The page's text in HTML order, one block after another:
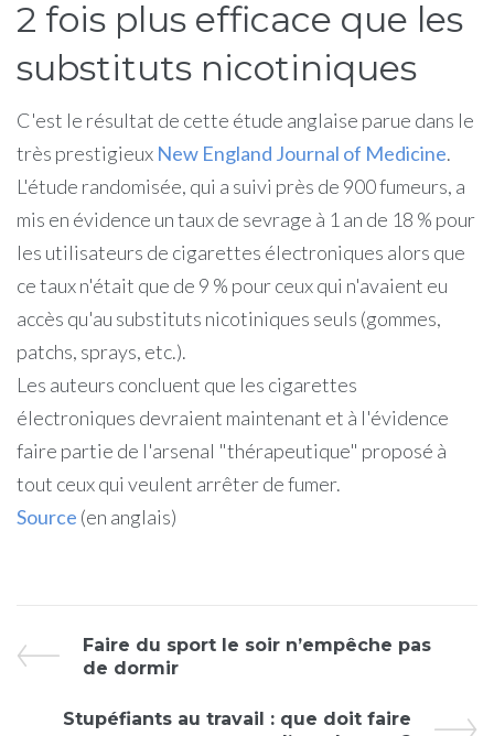
2 fois plus efficace que les
substituts nicotiniques
C'est le résultat de cette étude anglaise parue dans le
très prestigieux New England Journal of Medicine.
L'étude randomisée, qui a suivi près de 900 fumeurs, a
mis en évidence un taux de sevrage à 1 an de 18 % pour
les utilisateurs de cigarettes électroniques alors que
ce taux n'était que de 9 % pour ceux qui n'avaient eu
accès qu'au substituts nicotiniques seuls (gommes,
patchs, sprays, etc.).
Les auteurs concluent que les cigarettes
électroniques devraient maintenant et à l'évidence
faire partie de l'arsenal "thérapeutique" proposé à
tout ceux qui veulent arrêter de fumer.
Source (en anglais)
Faire du sport le soir n’empêche pas
de dormir
Stupéfiants au travail : que doit faire